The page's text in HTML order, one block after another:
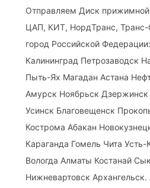
Отправляем Диск
ЦАП, КИТ, НордТранс, Транс-
город Российской
Калининград Петрозаводск
Пыть-Ях Магадан Астана
Амурск Ноябрьск Дзержинск
Усинск Благовещенск
Кострома Абакан
Караганда Гомель Чита
Вологда Алматы Костанай
Нижневартовск